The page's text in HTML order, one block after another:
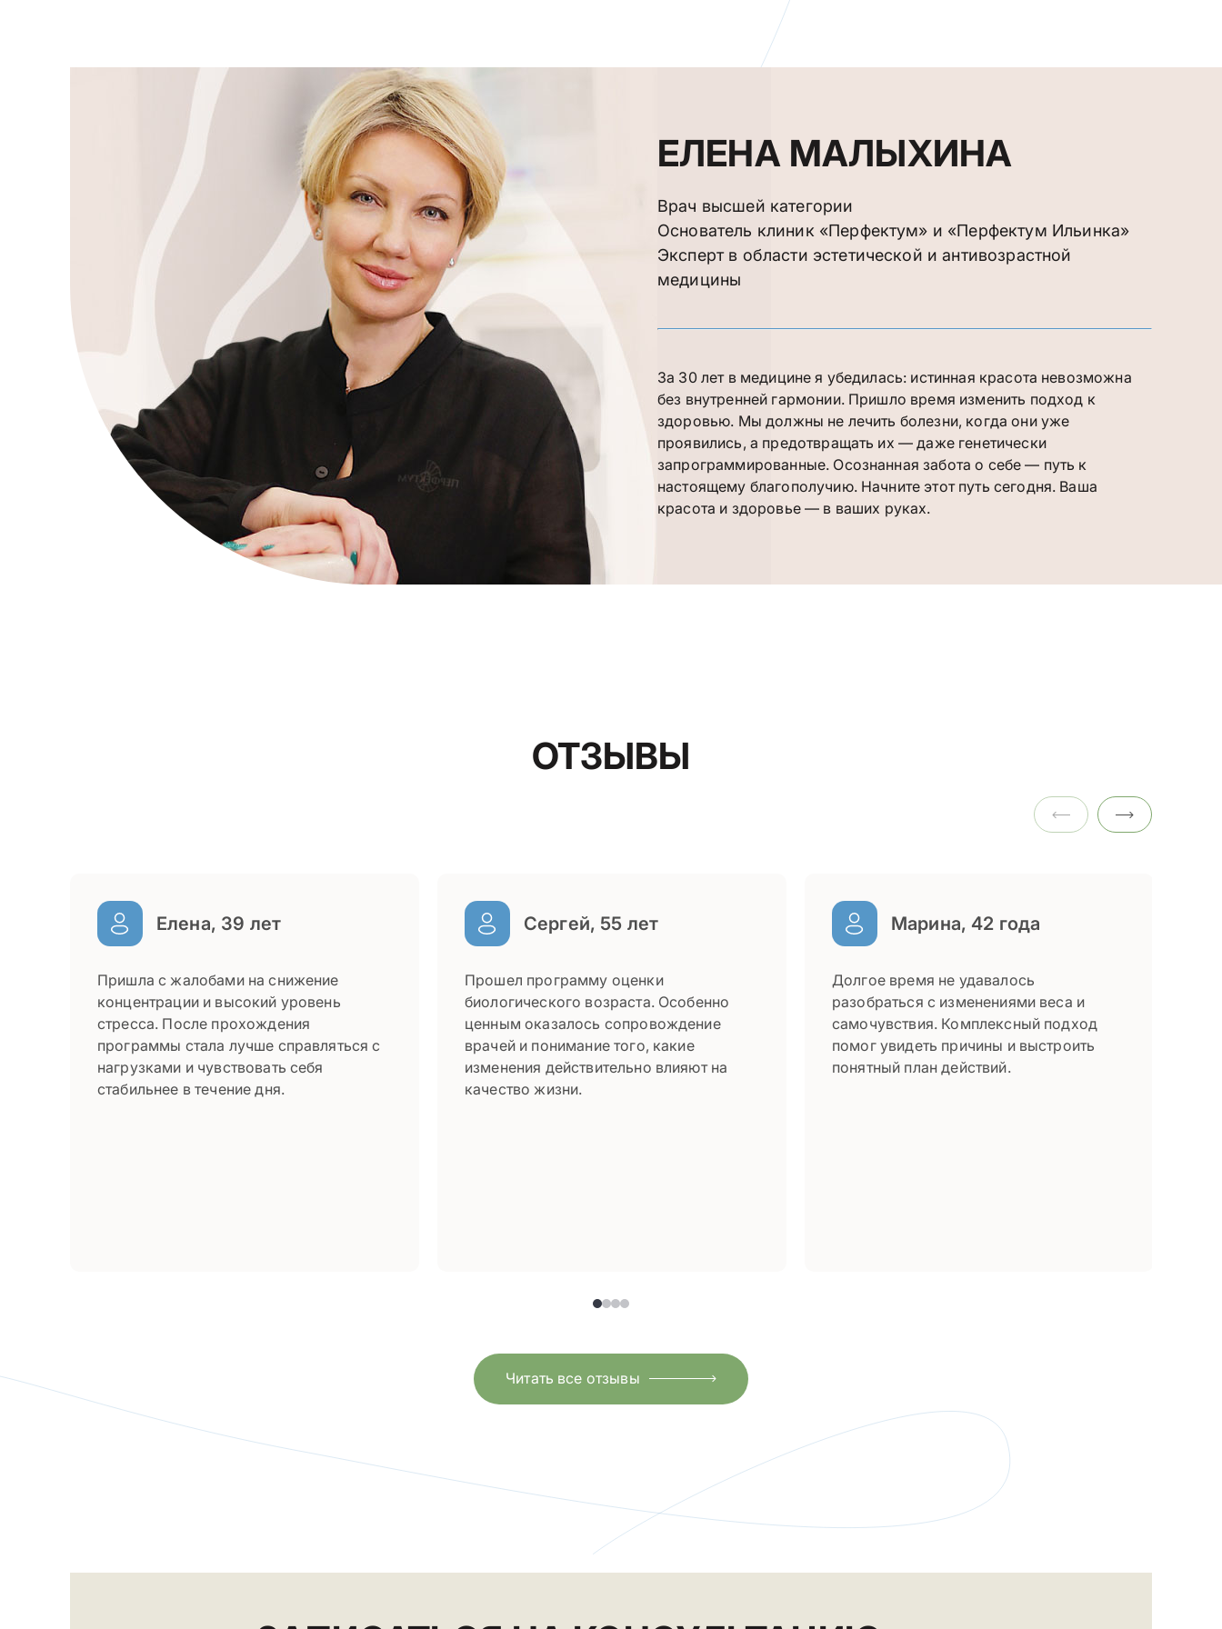
ЕЛЕНА МАЛЫХИНА
Врач высшей категории
Основатель клиник «Перфектум» и «Перфектум Ильинка»
Эксперт в области эстетической и антивозрастной
медицины
За 30 лет в медицине я убедилась: истинная красота невозможна
без внутренней гармонии. Пришло время изменить подход к
здоровью. Мы должны не лечить болезни, когда они уже
проявились, а предотвращать их — даже генетически
запрограммированные. Осознанная забота о себе — путь к
настоящему благополучию. Начните этот путь сегодня. Ваша
красота и здоровье — в ваших руках.
ОТЗЫВЫ
Елена, 39 лет
Пришла с жалобами на снижение
концентрации и высокий уровень
стресса. После прохождения
программы стала лучше справляться с
нагрузками и чувствовать себя
стабильнее в течение дня.
Сергей, 55 лет
Прошел программу оценки
биологического возраста. Особенно
ценным оказалось сопровождение
врачей и понимание того, какие
изменения действительно влияют на
качество жизни.
Марина, 42 года
Долгое время не удавалось
разобраться с изменениями веса и
самочувствия. Комплексный подход
помог увидеть причины и выстроить
понятный план действий.
Читать все отзывы